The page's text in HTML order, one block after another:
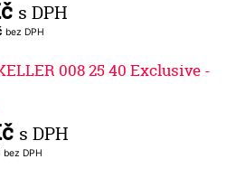
s DPH
bez DPH
008 25 40 Exclusive -
s DPH
bez DPH